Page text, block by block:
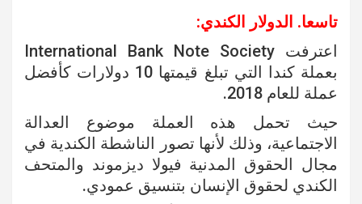
تاسعا. الدولار الكندي:
اعترفت International Bank Note Society
بعملة كندا التي تبلغ قيمتها 10 دولارات كأفضل
عملة للعام 2018.
حيث تحمل هذه العملة موضوع العدالة
الاجتماعية، وذلك لأنها تصور الناشطة الكندية في
مجال الحقوق المدنية فيولا ديزموند والمتحف
الكندي لحقوق الإنسان بتنسيق عمودي.